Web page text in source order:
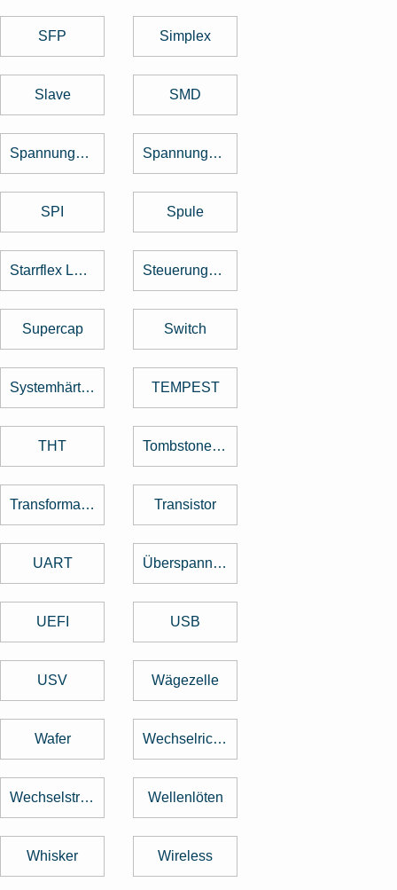
SFP Simplex
Slave SMD
Spannungsregler Spannungswandler
SPI Spule
Starrflex Leiterplatten Steuerungstechnik
Supercap Switch
Systemhärtung TEMPEST
THT Tombstone Effekt
Transformator Transistor
UART Überspannungsschutz
UEFI USB
USV Wägezelle
Wafer Wechselrichter
Wechselstrom Wellenlöten
Whisker Wireless